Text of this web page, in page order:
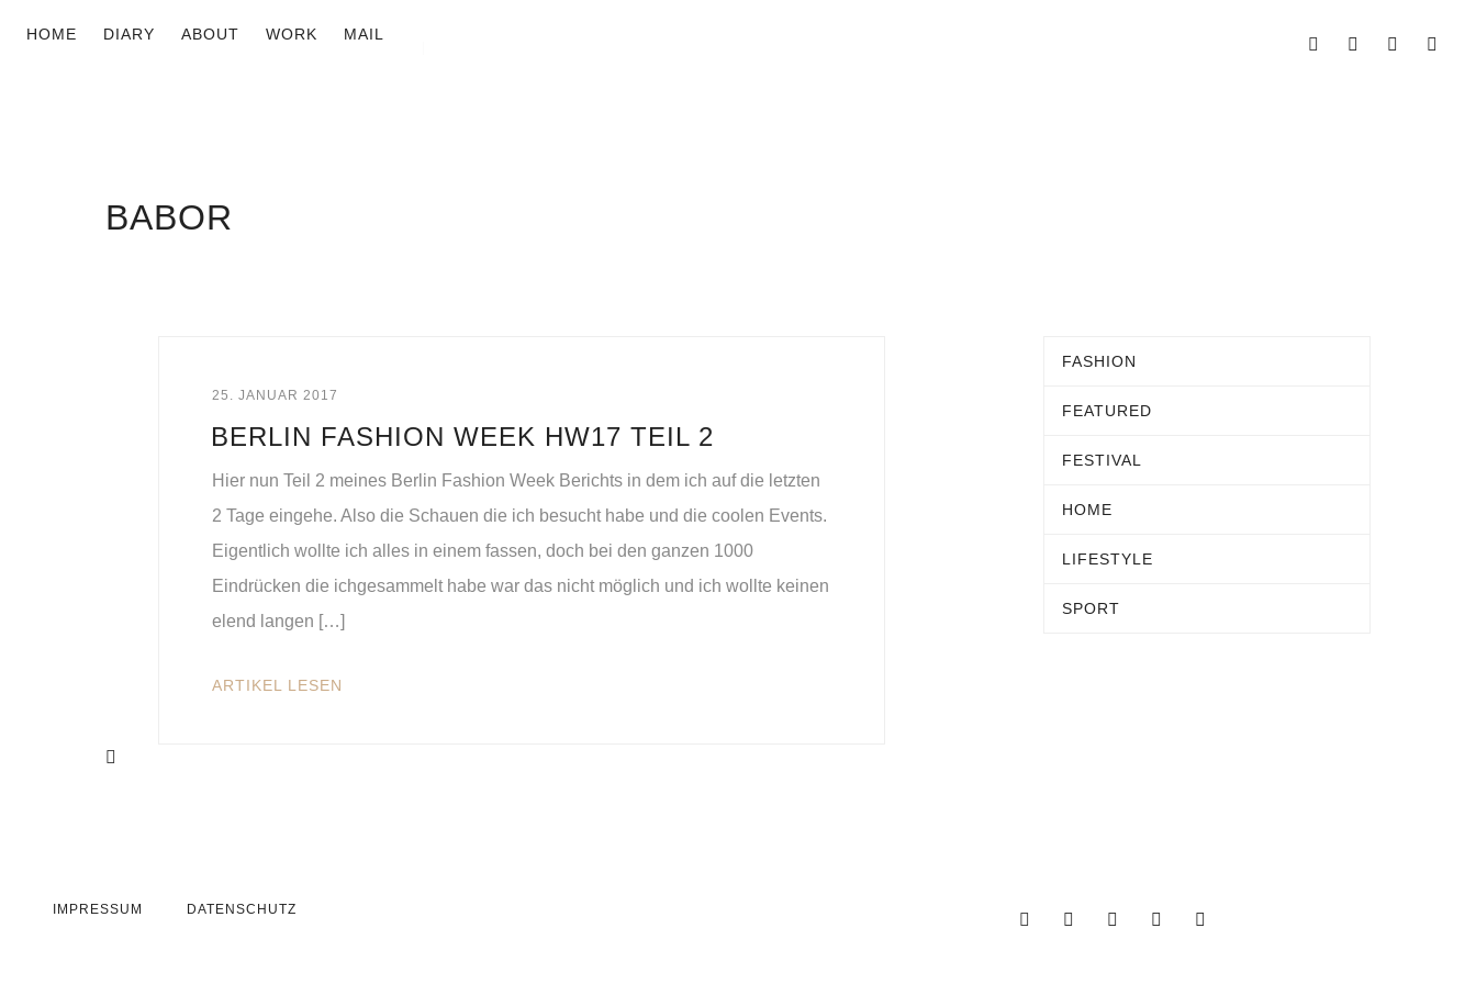
HOME DIARY ABOUT WORK MAIL
BABOR
25. JANUAR 2017
BERLIN FASHION WEEK HW17 TEIL 2
Hier nun Teil 2 meines Berlin Fashion Week Berichts in dem ich auf die letzten
2 Tage eingehe. Also die Schauen die ich besucht habe und die coolen Events.
Eigentlich wollte ich alles in einem fassen, doch bei den ganzen 1000
Eindrücken die ichgesammelt habe war das nicht möglich und ich wollte keinen
elend langen […]
ARTIKEL LESEN
FASHION
FEATURED
FESTIVAL
HOME
LIFESTYLE
SPORT
IMPRESSUM DATENSCHUTZ